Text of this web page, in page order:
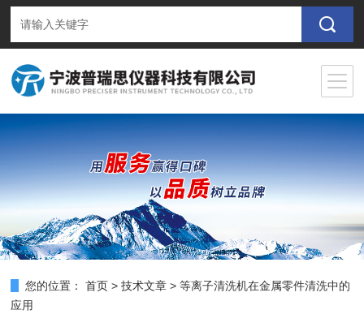
您的位置： 首页 >技术文章 >等离子清洗机在金属零件清洗中的
应用